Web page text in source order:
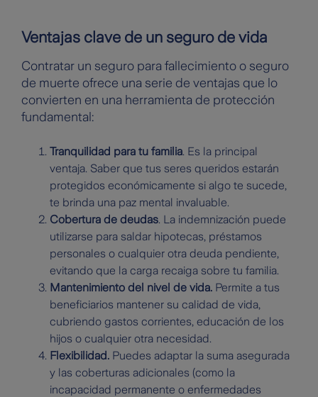
Ventajas clave de un seguro de vida
Contratar un seguro para fallecimiento o seguro
de muerte ofrece una serie de ventajas que lo
convierten en una herramienta de protección
fundamental:
Tranquilidad para tu familia. Es la principal
ventaja. Saber que tus seres queridos estarán
protegidos económicamente si algo te sucede,
te brinda una paz mental invaluable.
Cobertura de deudas. La indemnización puede
utilizarse para saldar hipotecas, préstamos
personales o cualquier otra deuda pendiente,
evitando que la carga recaiga sobre tu familia.
Mantenimiento del nivel de vida. Permite a tus
beneficiarios mantener su calidad de vida,
cubriendo gastos corrientes, educación de los
hijos o cualquier otra necesidad.
Flexibilidad. Puedes adaptar la suma asegurada
y las coberturas adicionales (como la
incapacidad permanente o enfermedades